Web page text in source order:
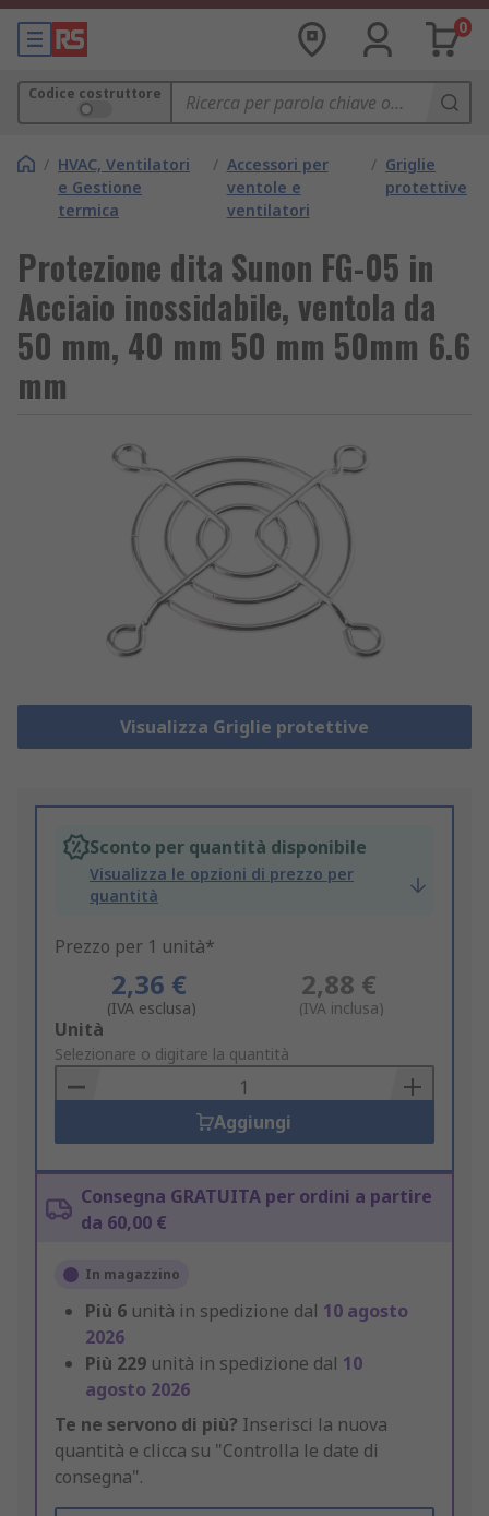
0
Codice costruttore
/ HVAC, Ventilatori
e Gestione
termica
/ Accessori per
ventole e
ventilatori
/ Griglie
protettive
Protezione dita Sunon FG-05 in
Acciaio inossidabile, ventola da
50 mm, 40 mm 50 mm 50mm 6.6
mm
Visualizza Griglie protettive
Sconto per quantità disponibile
Visualizza le opzioni di prezzo per
quantità
Prezzo per 1 unità*
2,36 €
(IVA esclusa)
2,88 €
(IVA inclusa)
Add
to
Basket
Unità
Selezionare o digitare la quantità
Aggiungi
Consegna GRATUITA per ordini a partire
da 60,00 €
In magazzino
Più 6 unità in spedizione dal 10 agosto
2026
Più 229 unità in spedizione dal 10
agosto 2026
Te ne servono di più? Inserisci la nuova
quantità e clicca su "Controlla le date di
consegna".